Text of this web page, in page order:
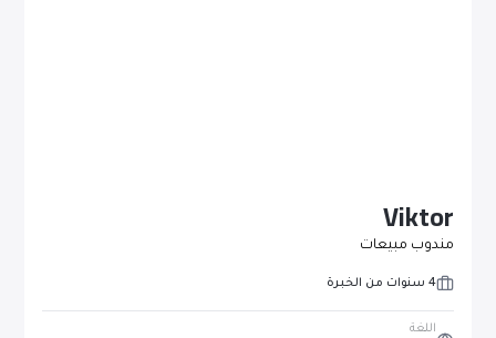
Viktor
مندوب مبيعات
4 سنوات من الخبرة
اللغة